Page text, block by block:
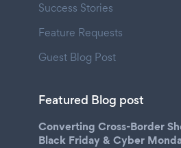
Success Stories
Feature Requests
Guest Blog Post
Featured Blog post
Converting Cross-Border
Black Friday & Cyber